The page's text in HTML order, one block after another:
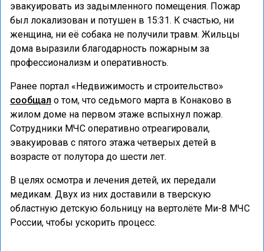
эвакуировать из задымленного помещения. Пожар
был локализован и потушен в 15:31. К счастью, ни
женщина, ни её собака не получили травм. Жильцы
дома выразили благодарность пожарным за
профессионализм и оперативность.
Ранее портал «Недвижимость и строительство»
сообщал о том, что седьмого марта в Конаково в
жилом доме на первом этаже вспыхнул пожар.
Сотрудники МЧС оперативно отреагировали,
эвакуировав с пятого этажа четверых детей в
возрасте от полутора до шести лет.
В целях осмотра и лечения детей, их передали
медикам. Двух из них доставили в тверскую
областную детскую больницу на вертолёте Ми-8 МЧС
России, чтобы ускорить процесс.